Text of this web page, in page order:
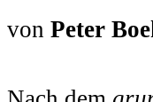
von Peter